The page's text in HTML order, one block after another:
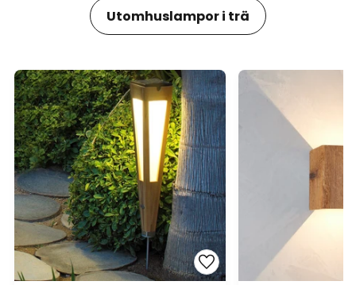
Utomhuslampor i trä